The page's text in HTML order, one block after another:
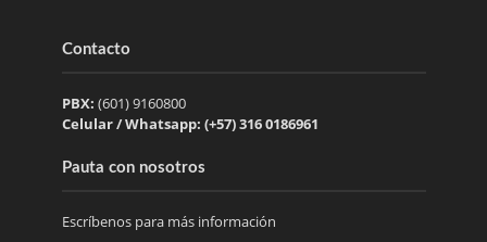
Contacto
PBX: (601) 9160800
Celular / Whatsapp: (+57) 316 0186961
Pauta con nosotros
Escríbenos para más información